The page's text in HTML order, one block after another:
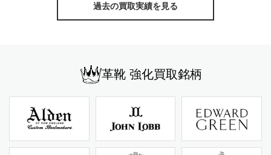
過去の買取実績を見る
革靴 強化買取銘柄